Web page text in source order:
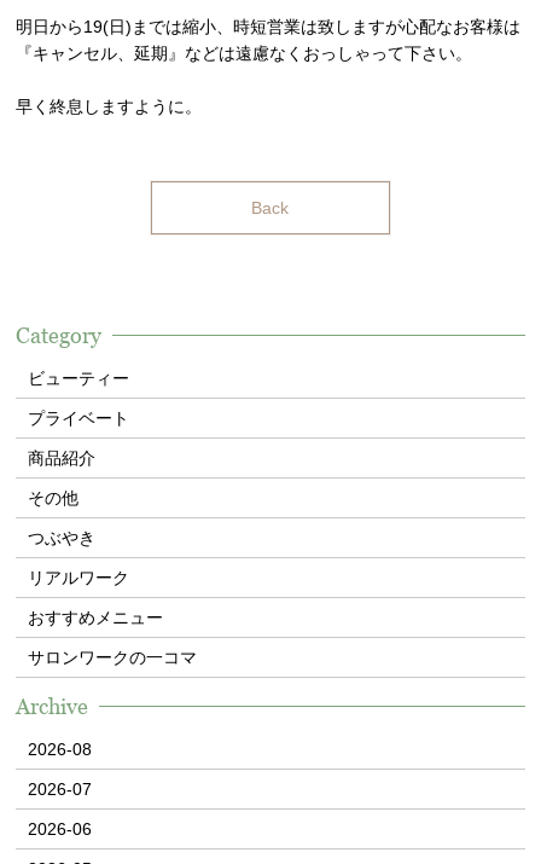
明日から19(日)までは縮小、時短営業は致しますが心配なお客様は
『キャンセル、延期』などは遠慮なくおっしゃって下さい。
早く終息しますように。
Back
Category
ビューティー
プライベート
商品紹介
その他
つぶやき
リアルワーク
おすすめメニュー
サロンワークの一コマ
Archive
2026-08
2026-07
2026-06